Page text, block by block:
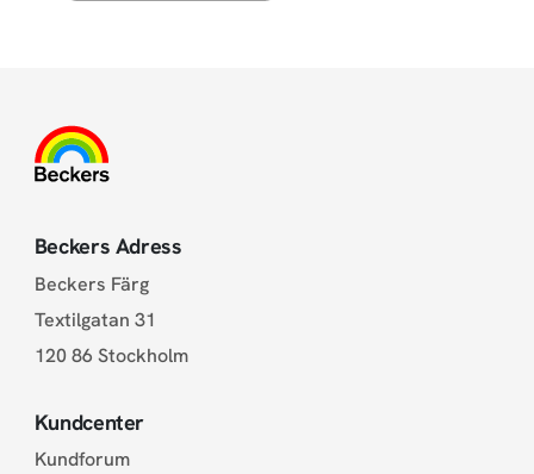
Beckers Adress
Beckers Färg
Textilgatan 31
120 86 Stockholm
Kundcenter
Kundforum